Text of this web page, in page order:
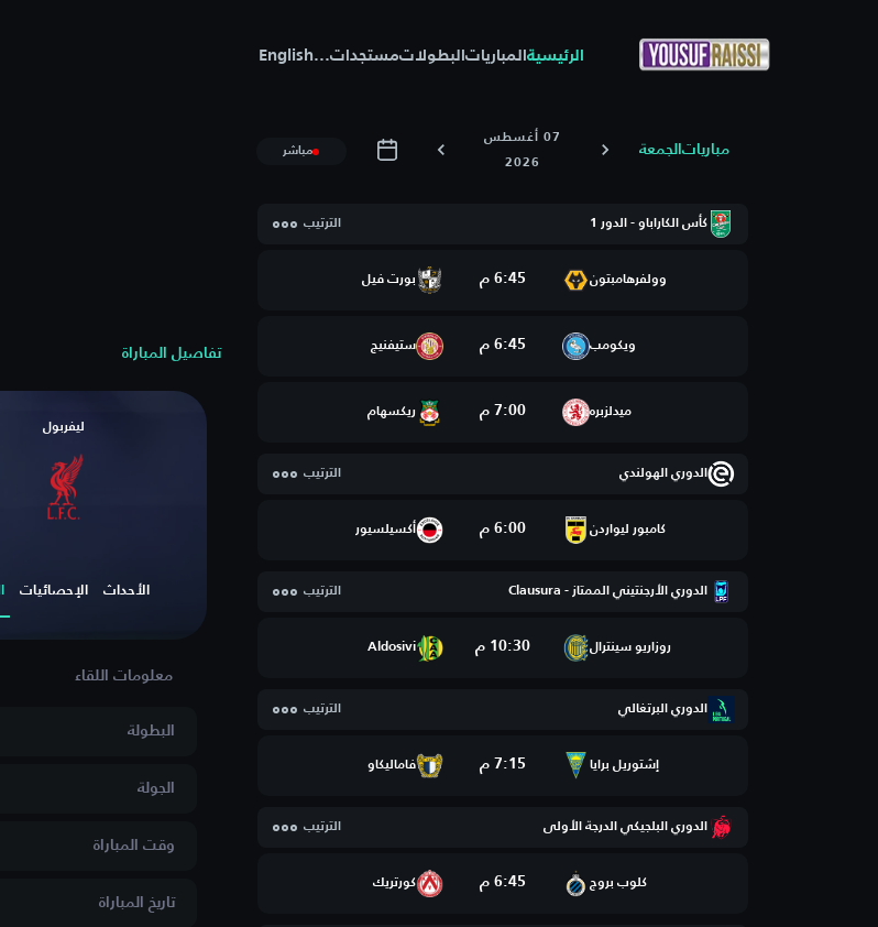
الرئيسيةالمبارياتالبطولاتمستجدات...
English
مبارياتالجمعة
07 أغسطس
2026
مباشر
كأس الكاراباو - الدور 1 الترتيب
وولفرهامبتون 6:45 م بورت فيل
ويكومب 6:45 م ستيفنيج
ميدلزبره 7:00 م ريكسهام
الدوري الهولندي الترتيب
كامبور ليواردن 6:00 م أكسيلسيور
الدوري الأرجنتيني الممتاز - Clausura الترتيب
روزاريو سينترال 10:30 م Aldosivi
الدوري البرتغالي الترتيب
إشتوريل برايا 7:15 م فاماليكاو
الدوري البلجيكي الدرجة الأولى الترتيب
كلوب بروج 6:45 م كورتريك
تفاصيل المباراة
ليفربول
الأحداث الإحصائيات
البطولة
الجولة
وقت المباراة
تاريخ المباراة